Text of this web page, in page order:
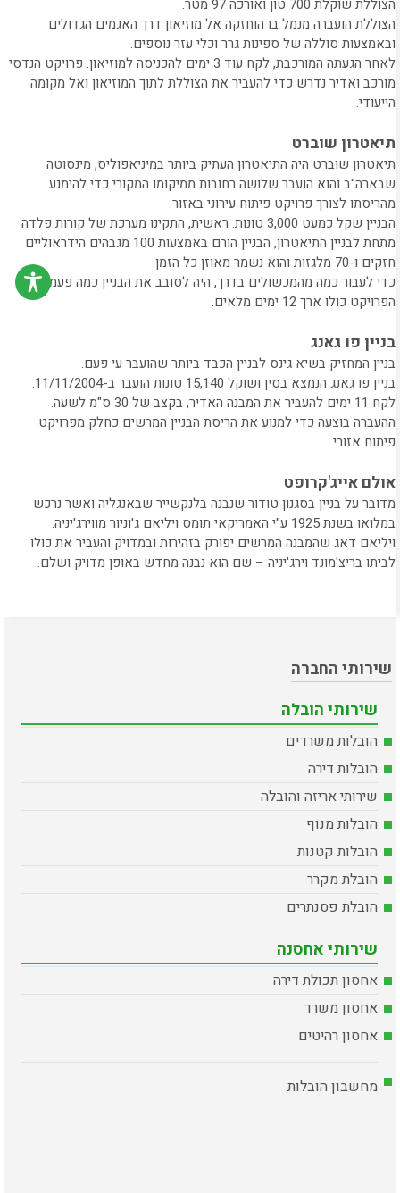
הצוללת שוקלת 700 טון ואורכה 97 מטר.
הצוללת הועברה מנמל בו הוחזקה אל מוזיאון דרך האגמים הגדולים
ובאמצעות סוללה של ספינות גרר וכלי עזר נוספים.
לאחר הגעתה המורכבת, לקח עוד 3 ימים להכניסה למוזיאון. פרויקט הנדסי
מורכב ואדיר נדרש כדי להעביר את הצוללת לתוך המוזיאון ואל מקומה
הייעודי.
תיאטרון שוברט
תיאטרון שוברט היה התיאטרון העתיק ביותר במיניאפוליס, מינסוטה
שבארה"ב והוא הועבר שלושה רחובות ממיקומו המקורי כדי להימנע
מהריסתו לצורך פרויקט פיתוח עירוני באזור.
הבניין שקל כמעט 3,000 טונות. ראשית, התקינו מערכת של קורות פלדה
מתחת לבניין התיאטרון, הבניין הורם באמצעות 100 מגבהים הידראוליים
חזקים ו-70 מלגזות והוא נשמר מאוזן כל הזמן.
כדי לעבור כמה מהמכשולים בדרך, היה לסובב את הבניין כמה פעמים.
הפרויקט כולו ארך 12 ימים מלאים.
בניין פו גאנג
בניין המחזיק בשיא גינס לבניין הכבד ביותר שהועבר עי פעם.
בניין פו גאנג הנמצא בסין ושוקל 15,140 טונות הועבר ב-11/11/2004.
לקח 11 ימים להעביר את המבנה האדיר, בקצב של 30 ס"מ לשעה.
ההעברה בוצעה כדי למנוע את הריסת הבניין המרשים כחלק מפרויקט
פיתוח אזורי.
אולם אייג'קרופט
מדובר על בניין בסגנון טודור שנבנה בלנקשייר שבאנגליה ואשר נרכש
במלואו בשנת 1925 ע"י האמריקאי תומס ויליאם ג'וניור מווירג'יניה.
ויליאם דאג שהמבנה המרשים יפורק בזהירות ובמדויק והעביר את כולו
לביתו בריצ'מונד וירג'יניה – שם הוא נבנה מחדש באופן מדויק ושלם.
שירותי החברה
שירותי הובלה
הובלות משרדים
הובלות דירה
שירותי אריזה והובלה
הובלות מנוף
הובלות קטנות
הובלת מקרר
הובלת פסנתרים
שירותי אחסנה
אחסון תכולת דירה
אחסון משרד
אחסון רהיטים
מחשבון הובלות